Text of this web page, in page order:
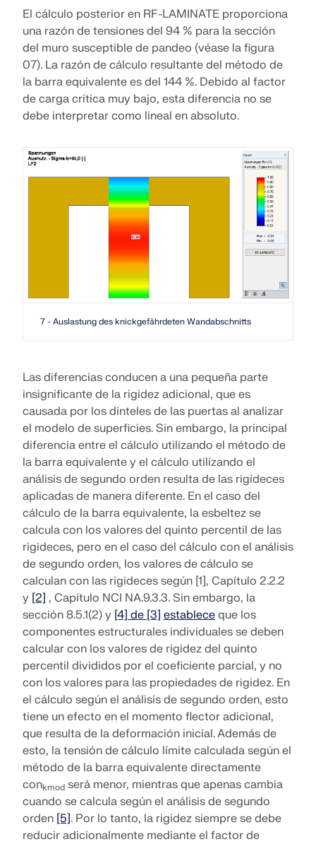
El cálculo posterior en RF-LAMINATE proporciona
una razón de tensiones del 94 % para la sección
del muro susceptible de pandeo (véase la figura
07). La razón de cálculo resultante del método de
la barra equivalente es del 144 %. Debido al factor
de carga crítica muy bajo, esta diferencia no se
debe interpretar como lineal en absoluto.
7 - Auslastung des knickgefährdeten Wandabschnitts
Las diferencias conducen a una pequeña parte
insignificante de la rigidez adicional, que es
causada por los dinteles de las puertas al analizar
el modelo de superficies. Sin embargo, la principal
diferencia entre el cálculo utilizando el método de
la barra equivalente y el cálculo utilizando el
análisis de segundo orden resulta de las rigideces
aplicadas de manera diferente. En el caso del
cálculo de la barra equivalente, la esbeltez se
calcula con los valores del quinto percentil de las
rigideces, pero en el caso del cálculo con el análisis
de segundo orden, los valores de cálculo se
calculan con las rigideces según [1], Capítulo 2.2.2
y [2] , Capítulo NCI NA.9.3.3. Sin embargo, la
sección 8.5.1(2) y [4] de [3] establece que los
componentes estructurales individuales se deben
calcular con los valores de rigidez del quinto
percentil divididos por el coeficiente parcial, y no
con los valores para las propiedades de rigidez. En
el cálculo según el análisis de segundo orden, esto
tiene un efecto en el momento flector adicional,
que resulta de la deformación inicial. Además de
esto, la tensión de cálculo límite calculada según el
método de la barra equivalente directamente
conkmod será menor, mientras que apenas cambia
cuando se calcula según el análisis de segundo
orden [5]. Por lo tanto, la rigidez siempre se debe
reducir adicionalmente mediante el factor de